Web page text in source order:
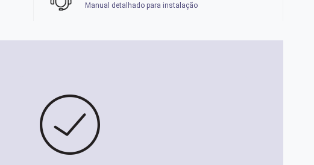
Manual detalhado para instalação